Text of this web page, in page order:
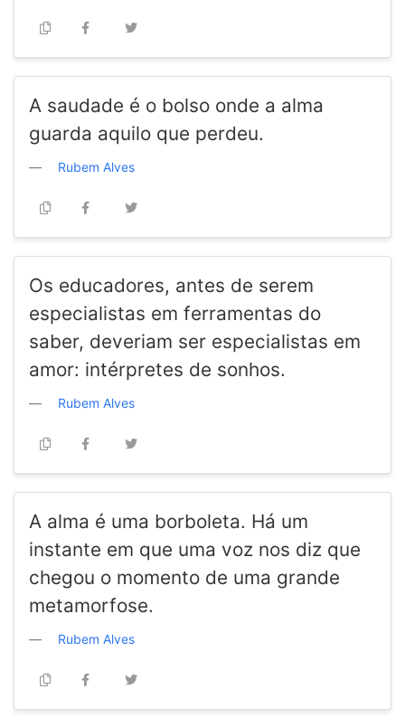
A saudade é o bolso onde a alma
guarda aquilo que perdeu.
Rubem Alves
Os educadores, antes de serem
especialistas em ferramentas do
saber, deveriam ser especialistas em
amor: intérpretes de sonhos.
Rubem Alves
A alma é uma borboleta. Há um
instante em que uma voz nos diz que
chegou o momento de uma grande
metamorfose.
Rubem Alves